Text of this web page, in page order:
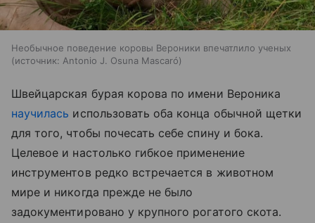
Необычное поведение коровы Вероники впечатлило ученых
источник: Antonio J. Osuna Mascaró
Швейцарская бурая корова по имени Вероника
научилась использовать оба конца обычной щетки
для того, чтобы почесать себе спину и бока.
Целевое и настолько гибкое применение
инструментов редко встречается в животном
мире и никогда прежде не было
задокументировано у крупного рогатого скота.